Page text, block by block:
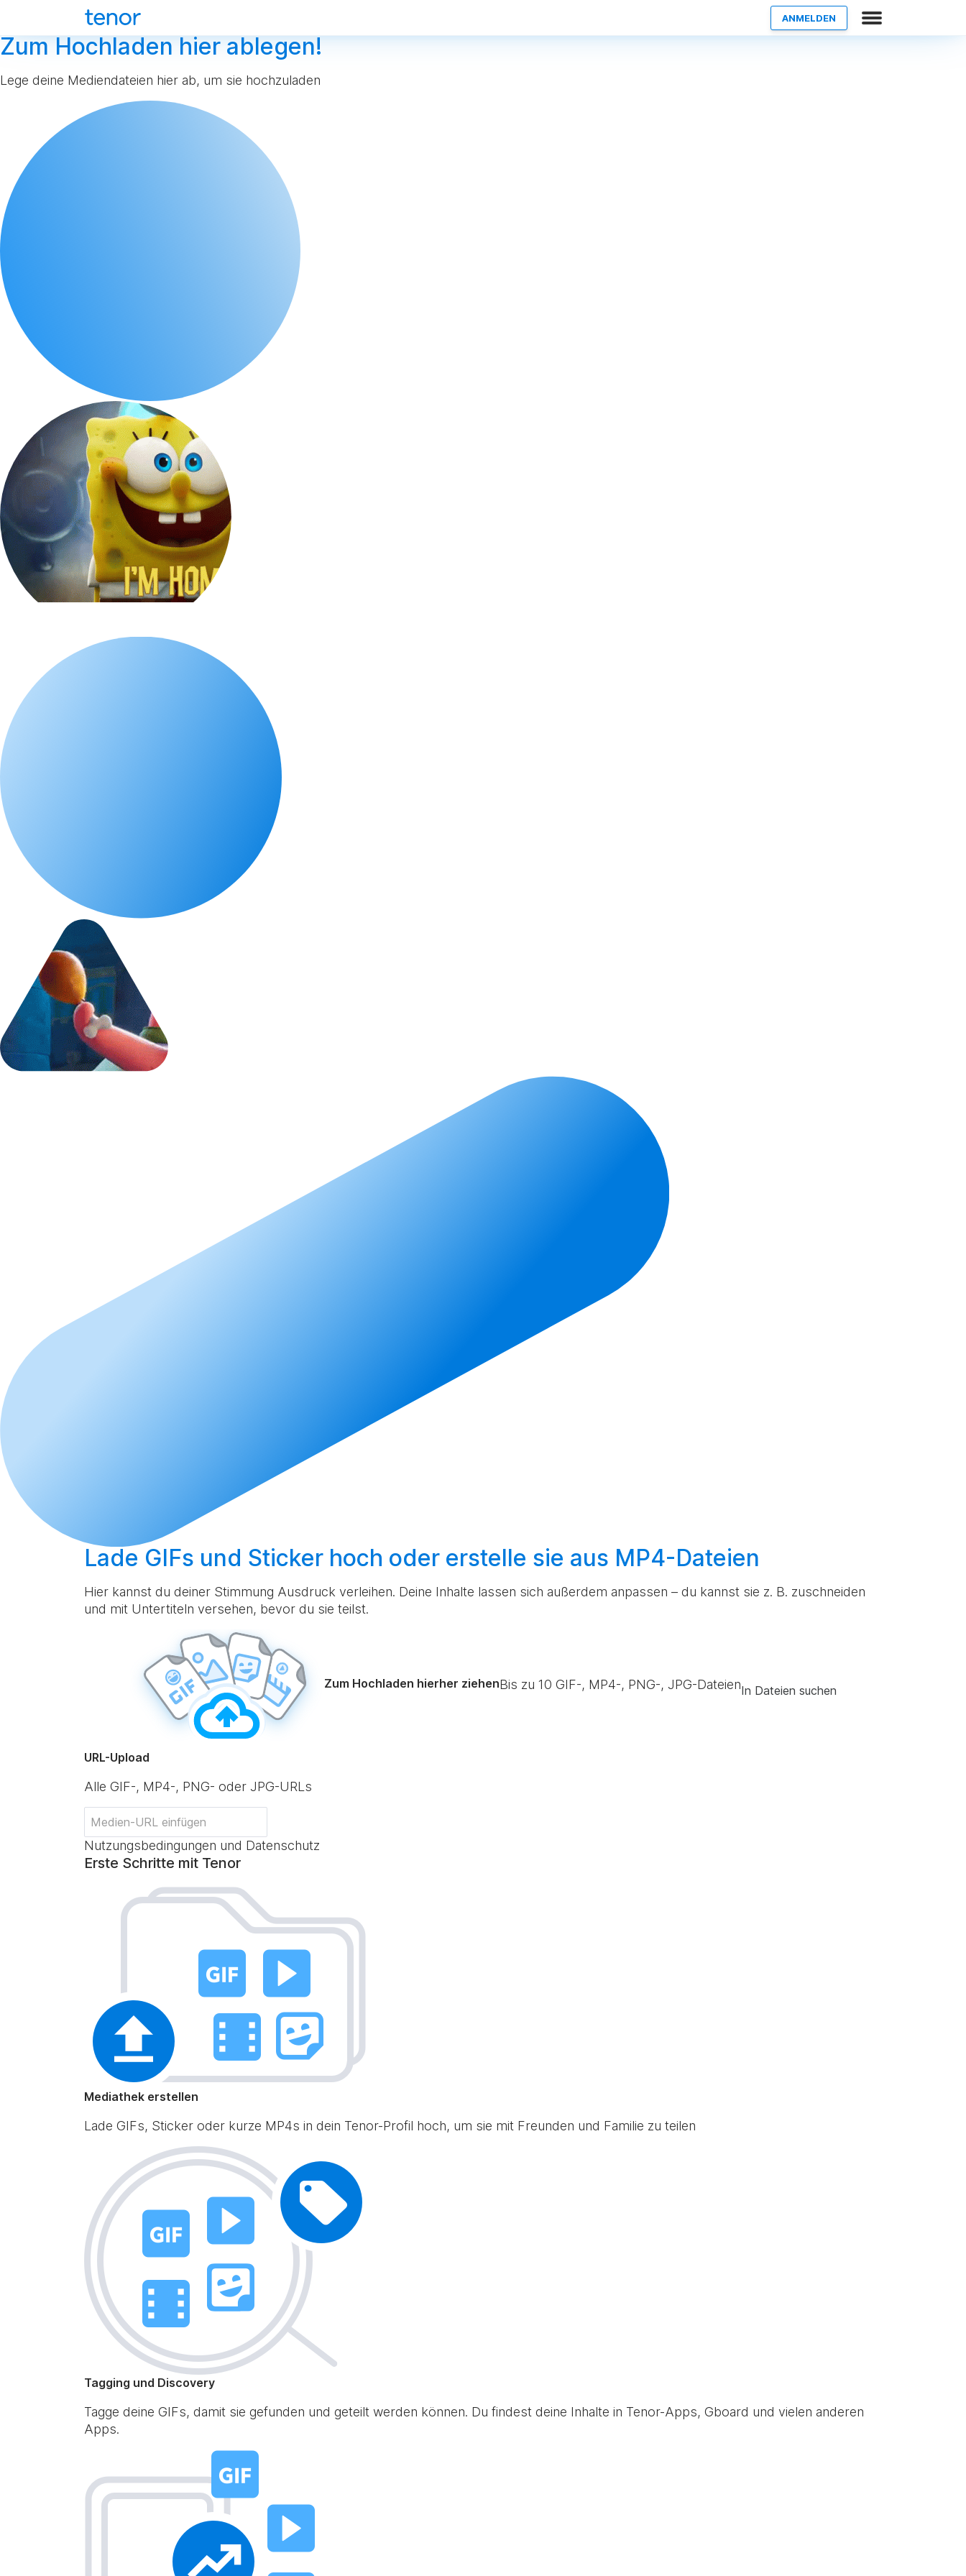
ANMELDEN
Zum Hochladen hier ablegen!
Lege deine Mediendateien hier ab, um sie hochzuladen
Lade GIFs und Sticker hoch oder erstelle sie aus MP4-Dateien
Hier kannst du deiner Stimmung Ausdruck verleihen. Deine Inhalte lassen sich außerdem anpassen – du kannst sie z. B. zuschneiden
und mit Untertiteln versehen, bevor du sie teilst.
Zum Hochladen hierher ziehenBis zu 10 GIF-, MP4-, PNG-, JPG-DateienIn Dateien suchen
URL-Upload
Alle GIF-, MP4-, PNG- oder JPG-URLs
Nutzungsbedingungen und Datenschutz
Erste Schritte mit Tenor
Mediathek erstellen
Lade GIFs, Sticker oder kurze MP4s in dein Tenor-Profil hoch, um sie mit Freunden und Familie zu teilen
Tagging und Discovery
Tagge deine GIFs, damit sie gefunden und geteilt werden können. Du findest deine Inhalte in Tenor-Apps, Gboard und vielen anderen
Apps.